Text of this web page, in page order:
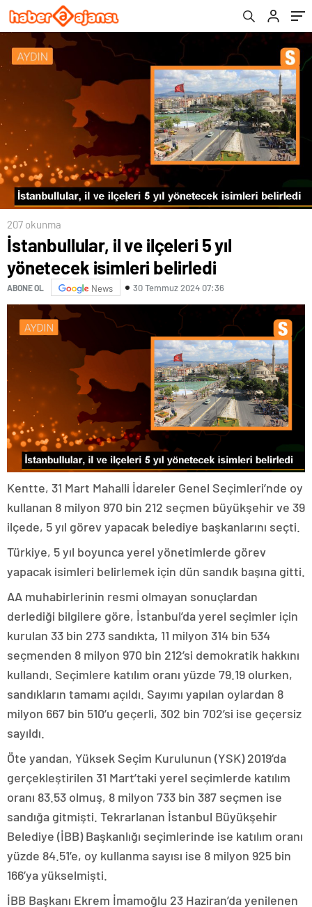
207 okunma
İstanbullular, il ve ilçeleri 5 yıl
yönetecek isimleri belirledi
ABONE OL News 30 Temmuz 2024 07:36
Kentte, 31 Mart Mahalli İdareler Genel Seçimleri’nde oy
kullanan 8 milyon 970 bin 212 seçmen büyükşehir ve 39
ilçede, 5 yıl görev yapacak belediye başkanlarını seçti.
Türkiye, 5 yıl boyunca yerel yönetimlerde görev
yapacak isimleri belirlemek için dün sandık başına gitti.
AA muhabirlerinin resmi olmayan sonuçlardan
derlediği bilgilere göre, İstanbul’da yerel seçimler için
kurulan 33 bin 273 sandıkta, 11 milyon 314 bin 534
seçmenden 8 milyon 970 bin 212’si demokratik hakkını
kullandı. Seçimlere katılım oranı yüzde 79.19 olurken,
sandıkların tamamı açıldı. Sayımı yapılan oylardan 8
milyon 667 bin 510’u geçerli, 302 bin 702’si ise geçersiz
sayıldı.
Öte yandan, Yüksek Seçim Kurulunun (YSK) 2019’da
gerçekleştirilen 31 Mart’taki yerel seçimlerde katılım
oranı 83.53 olmuş, 8 milyon 733 bin 387 seçmen ise
sandığa gitmişti. Tekrarlanan İstanbul Büyükşehir
Belediye (İBB) Başkanlığı seçimlerinde ise katılım oranı
yüzde 84.51’e, oy kullanma sayısı ise 8 milyon 925 bin
166’ya yükselmişti.
İBB Başkanı Ekrem İmamoğlu 23 Haziran’da yenilenen